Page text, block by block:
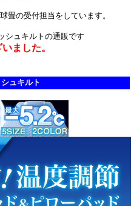
畳の受付担当をしています。
シュキルトの通販です
ました。
ュキルト